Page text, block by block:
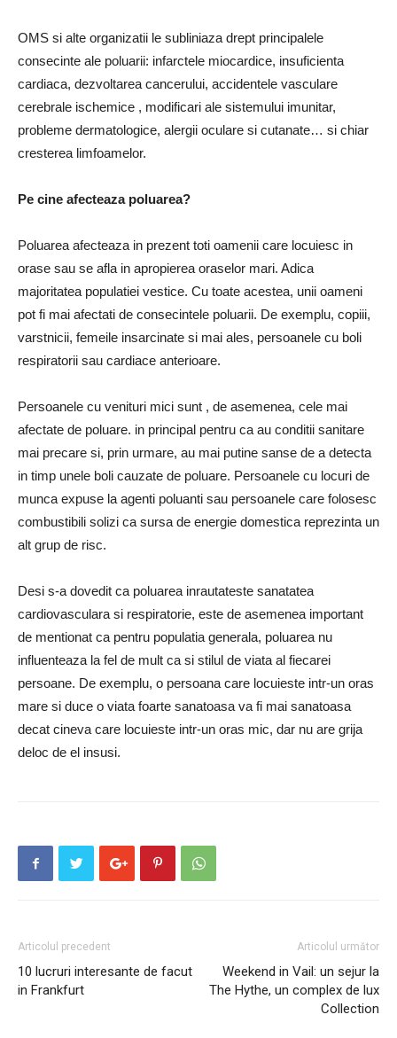
OMS si alte organizatii le subliniaza drept principalele
consecinte ale poluarii: infarctele miocardice, insuficienta
cardiaca, dezvoltarea cancerului, accidentele vasculare
cerebrale ischemice , modificari ale sistemului imunitar,
probleme dermatologice, alergii oculare si cutanate… si chiar
cresterea limfoamelor.
Pe cine afecteaza poluarea?
Poluarea afecteaza in prezent toti oamenii care locuiesc in
orase sau se afla in apropierea oraselor mari. Adica
majoritatea populatiei vestice. Cu toate acestea, unii oameni
pot fi mai afectati de consecintele poluarii. De exemplu, copiii,
varstnicii, femeile insarcinate si mai ales, persoanele cu boli
respiratorii sau cardiace anterioare.
Persoanele cu venituri mici sunt , de asemenea, cele mai
afectate de poluare. in principal pentru ca au conditii sanitare
mai precare si, prin urmare, au mai putine sanse de a detecta
in timp unele boli cauzate de poluare. Persoanele cu locuri de
munca expuse la agenti poluanti sau persoanele care folosesc
combustibili solizi ca sursa de energie domestica reprezinta un
alt grup de risc.
Desi s-a dovedit ca poluarea inrautateste sanatatea
cardiovasculara si respiratorie, este de asemenea important
de mentionat ca pentru populatia generala, poluarea nu
influenteaza la fel de mult ca si stilul de viata al fiecarei
persoane. De exemplu, o persoana care locuieste intr-un oras
mare si duce o viata foarte sanatoasa va fi mai sanatoasa
decat cineva care locuieste intr-un oras mic, dar nu are grija
deloc de el insusi.
Articolul precedent
10 lucruri interesante de facut
in Frankfurt
Articolul următor
Weekend in Vail: un sejur la
The Hythe, un complex de lux
Collection